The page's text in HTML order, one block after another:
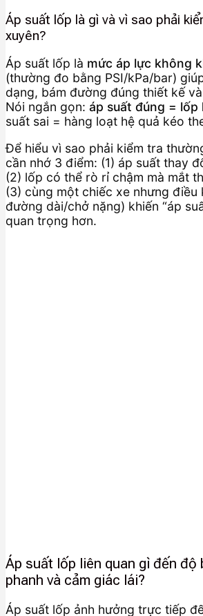
Áp suất lốp là gì và vì sao phải
xuyên?
Áp suất lốp là mức áp lực không
(thường đo bằng PSI/kPa/bar)
dạng, bám đường đúng thiết kế
Nói ngắn gọn: áp suất đúng = lốp
suất sai = hàng loạt hệ quả kéo
Để hiểu vì sao phải kiểm tra
cần nhớ 3 điểm: (1) áp suất thay
(2) lốp có thể rò rỉ chậm mà mắt
(3) cùng một chiếc xe nhưng điều
đường dài/chở nặng) khiến “áp
quan trọng hơn.
Áp suất lốp liên quan gì đến độ
phanh và cảm giác lái?
Áp suất lốp ảnh hưởng trực tiếp